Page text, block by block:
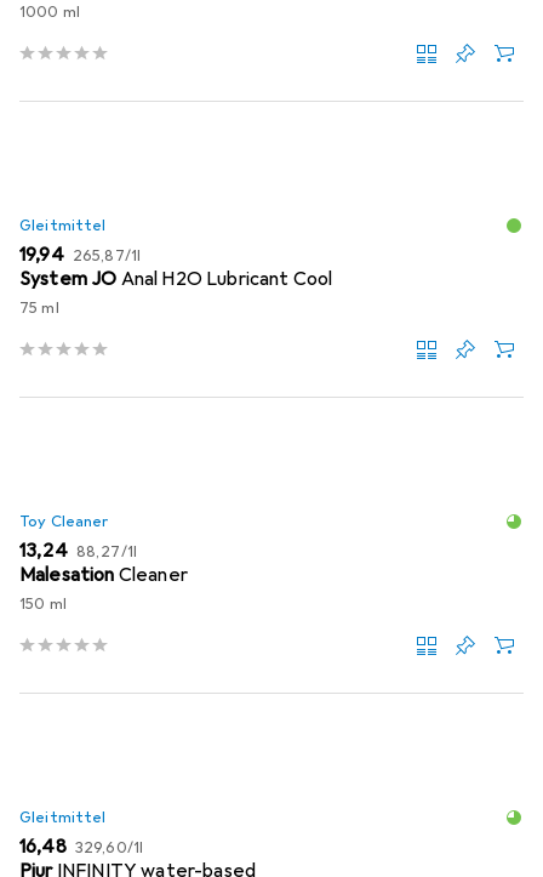
1000 ml
Gleitmittel
EUR
19,94 EUR
265,87/1l
System JO Anal H2O Lubricant Cool
75 ml
Toy Cleaner
EUR
13,24 EUR
88,27/1l
Malesation Cleaner
150 ml
Gleitmittel
EUR
16,48 EUR
329,60/1l
Pjur INFINITY water-based